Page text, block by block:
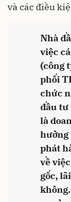
và các điều
Nhà
việc
(công
phối
chức
đầu tư
là
hưởng
phát
về
gốc,